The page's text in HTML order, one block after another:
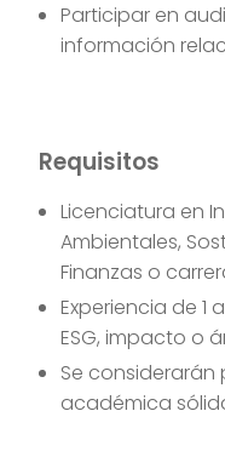
Participar en
información
Requisitos
Licenciatura en
Ambientales,
Finanzas o
Experiencia de 1
ESG, impacto o
Se considerarán
académica